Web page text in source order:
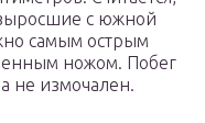
с южной
самым острым
ножом. Побег
не измочален.